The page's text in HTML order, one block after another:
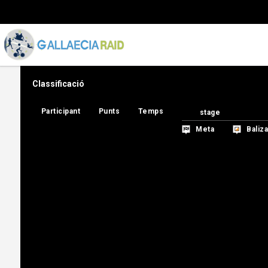
Classificació
Participant Punts Temps stage
Meta
Participant Punts Temps stage
Meta